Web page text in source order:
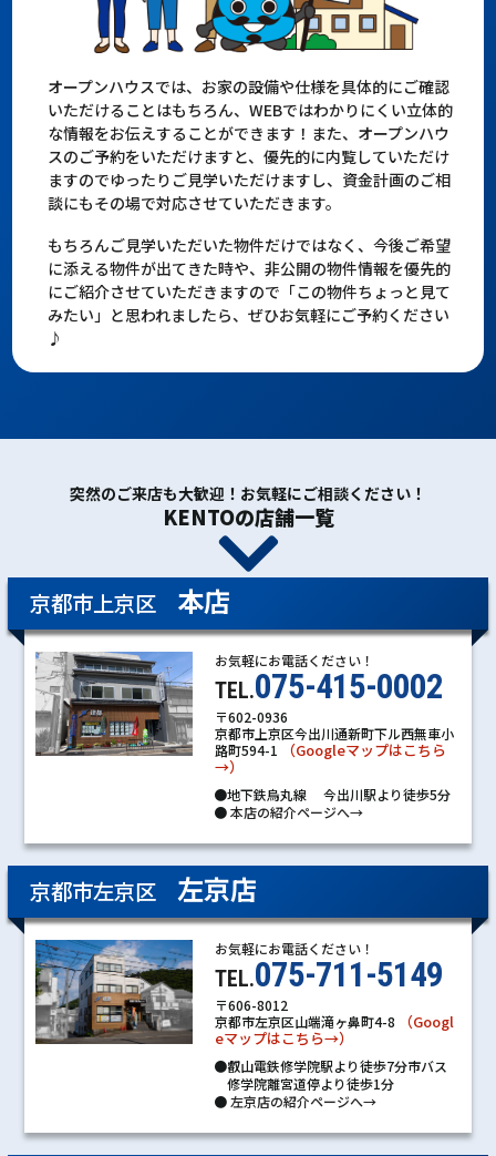
オープンハウスでは、お家の設備や仕様を具体的にご確認
いただけることはもちろん、WEBではわかりにくい立体的
な情報をお伝えすることができます！また、オープンハウ
スのご予約をいただけますと、優先的に内覧していただけ
ますのでゆったりご見学いただけますし、資金計画のご相
談にもその場で対応させていただきます。
もちろんご見学いただいた物件だけではなく、今後ご希望
に添える物件が出てきた時や、非公開の物件情報を優先的
にご紹介させていただきますので「この物件ちょっと見て
みたい」と思われましたら、ぜひお気軽にご予約ください
♪
突然のご来店も大歓迎！お気軽にご相談ください！
KENTOの店舗一覧
京都市上京区 本店
お気軽にお電話ください！
TEL.075-415-0002
〒602-0936
京都市上京区今出川通新町下ル西無車小
路町594-1
（Googleマップはこちら
→）
●地下鉄烏丸線 今出川駅より徒歩5分
●本店の紹介ページへ→
京都市左京区 左京店
お気軽にお電話ください！
TEL.075-711-5149
〒606-8012
京都市左京区山端滝ヶ鼻町4-8
（Googl
eマップはこちら→）
●叡山電鉄修学院駅より徒歩7分市バス
修学院離宮道停より徒歩1分
●左京店の紹介ページへ→